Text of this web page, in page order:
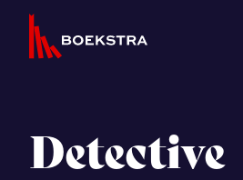
Detective